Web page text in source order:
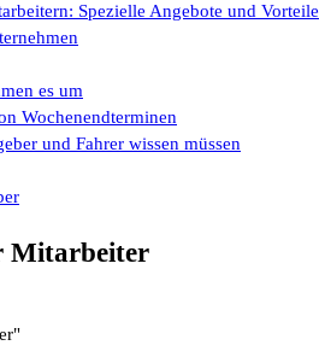
Spezielle Angebote und Vorteile
es um
Wochenendterminen
und Fahrer wissen müssen
Mitarbeiter